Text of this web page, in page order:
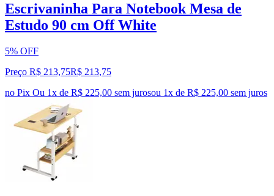
Escrivaninha Para Notebook Mesa de
Estudo 90 cm Off White
5% OFF
Preço R$ 213,75R$ 213,75
no Pix Ou 1x de R$ 225,00 sem jurosou 1x de R$ 225,00 sem juros